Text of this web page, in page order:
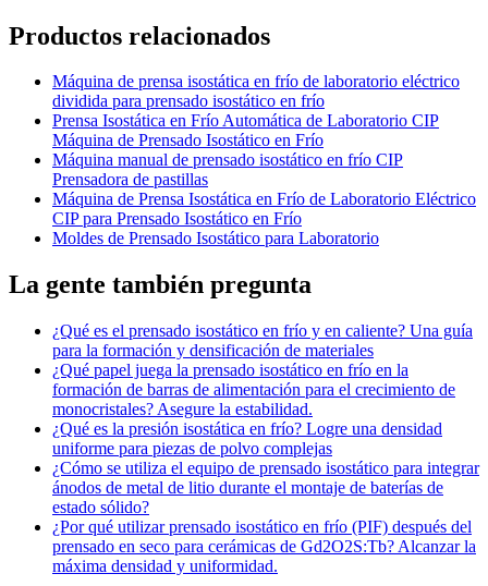
Productos relacionados
Máquina de prensa isostática en frío de laboratorio eléctrico
dividida para prensado isostático en frío
Prensa Isostática en Frío Automática de Laboratorio CIP
Máquina de Prensado Isostático en Frío
Máquina manual de prensado isostático en frío CIP
Prensadora de pastillas
Máquina de Prensa Isostática en Frío de Laboratorio Eléctrico
CIP para Prensado Isostático en Frío
Moldes de Prensado Isostático para Laboratorio
La gente también pregunta
¿Qué es el prensado isostático en frío y en caliente? Una guía
para la formación y densificación de materiales
¿Qué papel juega la prensado isostático en frío en la
formación de barras de alimentación para el crecimiento de
monocristales? Asegure la estabilidad.
¿Qué es la presión isostática en frío? Logre una densidad
uniforme para piezas de polvo complejas
¿Cómo se utiliza el equipo de prensado isostático para integrar
ánodos de metal de litio durante el montaje de baterías de
estado sólido?
¿Por qué utilizar prensado isostático en frío (PIF) después del
prensado en seco para cerámicas de Gd2O2S:Tb? Alcanzar la
máxima densidad y uniformidad.